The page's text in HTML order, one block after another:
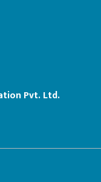
Pvt. Ltd.